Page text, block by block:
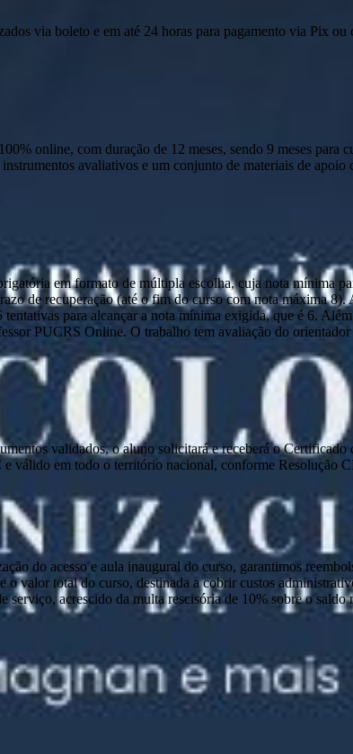
via boleto e em até 24 horas para pagamento via Pix
online, com duração de 12 meses, sendo 9 meses para
avaliativos e um conjunto de materiais de
em formato de múltipla escolha, cuja nota mínima
de recuperação (até o fim do curso com nota máxima
para alcançar a nota mínima exigida, que é 6.
PUCRS Online. O trabalho tem avaliação do orientador
validados, o aluno solicitará e receberá o
válido em todo o território nacional, conforme Resolução
do acesso e aula inaugural do curso, garantimos
valor total do curso, destinada a cobrir custos
acrescido da multa rescisória de 10% sobre o saldo